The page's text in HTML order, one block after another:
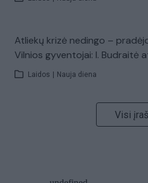
Atliekų krizė nedingo –
Vilnios gyventojai: I. Budraitė
Laidos Nauja diena
Visi